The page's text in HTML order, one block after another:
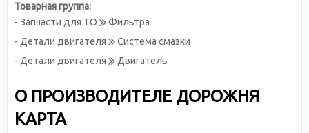
Товарная группа:
- Запчасти для ТО
Фильтра
- Детали двигателя
Система смазки
- Детали двигателя
Двигатель
О ПРОИЗВОДИТЕЛЕ ДОРОЖНЯ
КАРТА